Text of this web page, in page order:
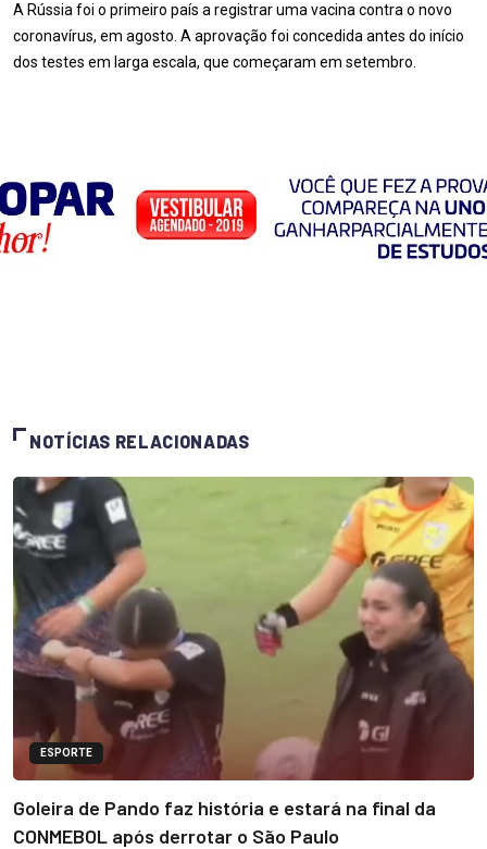
A Rússia foi o primeiro país a registrar uma vacina contra o novo
coronavírus, em agosto. A aprovação foi concedida antes do início
dos testes em larga escala, que começaram em setembro.
NOTÍCIAS RELACIONADAS
ESPORTE
Goleira de Pando faz história e estará na final da
CONMEBOL após derrotar o São Paulo